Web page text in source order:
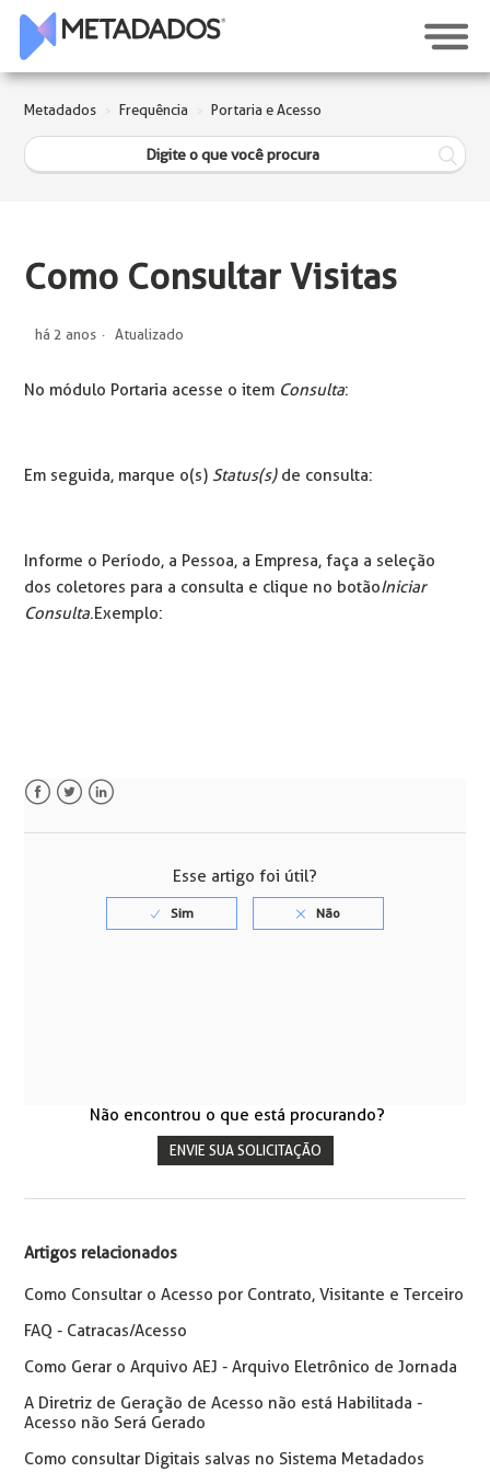
Metadados Frequência Portaria e Acesso
Como Consultar Visitas
há 2 anos Atualizado
No módulo Portaria acesse o item Consulta:
Em seguida, marque o(s) Status(s)de consulta:
Informe o Período, a Pessoa, a Empresa, faça a seleção
dos coletores para a consulta e clique no botãoIniciar
Consulta. Exemplo:
Esse artigo foi útil?
Não encontrou o que está procurando?
ENVIE SUA SOLICITAÇÃO
Artigos relacionados
Como Consultar o Acesso por Contrato, Visitante e Terceiro
FAQ - Catracas/Acesso
Como Gerar o Arquivo AEJ - Arquivo Eletrônico de Jornada
A Diretriz de Geração de Acesso não está Habilitada -
Acesso não Será Gerado
Como consultar Digitais salvas no Sistema Metadados